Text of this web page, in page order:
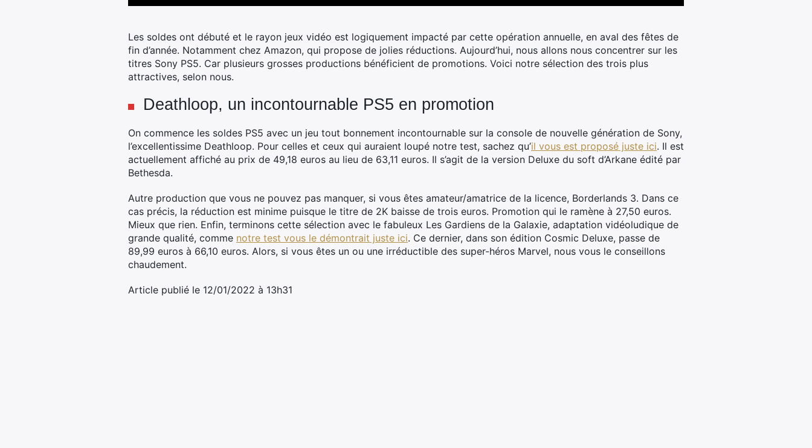
Les soldes ont débuté et le rayon jeux vidéo est logiquement impacté par cette opération annuelle, en aval des fêtes de
fin d’année. Notamment chez Amazon, qui propose de jolies réductions. Aujourd’hui, nous allons nous concentrer sur les
titres Sony PS5. Car plusieurs grosses productions bénéficient de promotions. Voici notre sélection des trois plus
attractives, selon nous.
Deathloop, un incontournable PS5 en promotion
On commence les soldes PS5 avec un jeu tout bonnement incontournable sur la console de nouvelle génération de Sony,
l’excellentissime Deathloop. Pour celles et ceux qui auraient loupé notre test, sachez qu’il vous est proposé juste ici. Il est
actuellement affiché au prix de 49,18 euros au lieu de 63,11 euros. Il s’agit de la version Deluxe du soft d’Arkane édité par
Bethesda.
Autre production que vous ne pouvez pas manquer, si vous êtes amateur/amatrice de la licence, Borderlands 3. Dans ce
cas précis, la réduction est minime puisque le titre de 2K baisse de trois euros. Promotion qui le ramène à 27,50 euros.
Mieux que rien. Enfin, terminons cette sélection avec le fabuleux Les Gardiens de la Galaxie, adaptation vidéoludique de
grande qualité, comme notre test vous le démontrait juste ici. Ce dernier, dans son édition Cosmic Deluxe, passe de
89,99 euros à 66,10 euros. Alors, si vous êtes un ou une irréductible des super-héros Marvel, nous vous le conseillons
chaudement.
Article publié le 12/01/2022 à 13h31